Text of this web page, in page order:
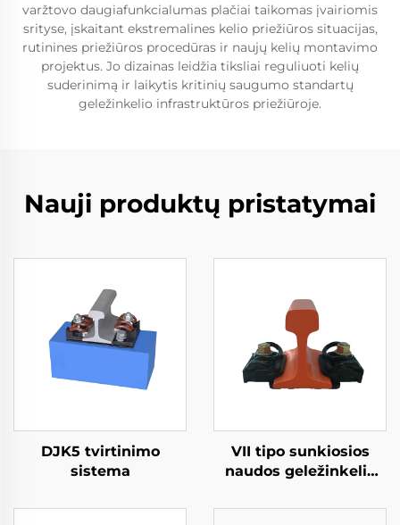
varžtovo daugiafunkcialumas plačiai taikomas įvairiomis
srityse, įskaitant ekstremalines kelio priežiūros situacijas,
rutinines priežiūros procedūras ir naujų kelių montavimo
projektus. Jo dizainas leidžia tiksliai reguliuoti kelių
suderinimą ir laikytis kritinių saugumo standartų
geležinkelio infrastruktūros priežiūroje.
Nauji produktų pristatymai
DJK5 tvirtinimo
sistema
VII tipo sunkiosios
naudos geležinkelio